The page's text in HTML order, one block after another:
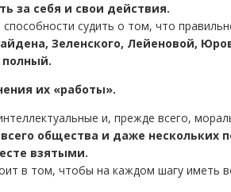
за себя и свои действия.
судить о том, что
Зеленского, Лейеновой,
полный.
их «работы».
и, прежде всего,
общества и даже нескольких
взятыми.
в том, чтобы на каждом шагу иметь